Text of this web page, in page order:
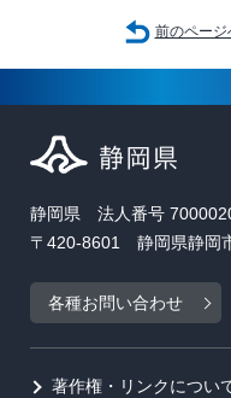
前のページ
静岡県 法人番号
〒420-8601 静岡県静岡
各種お問い合わせ
著作権・リンクについ